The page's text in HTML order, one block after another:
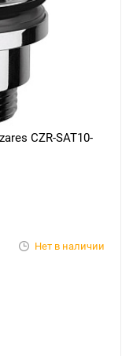
CZR-SAT10-
Нет в наличии